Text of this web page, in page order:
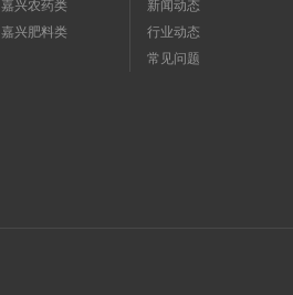
嘉兴农药类
嘉兴肥料类
新闻动态
行业动态
常见问题